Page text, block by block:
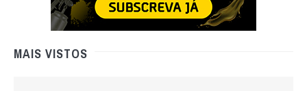
MAIS VISTOS